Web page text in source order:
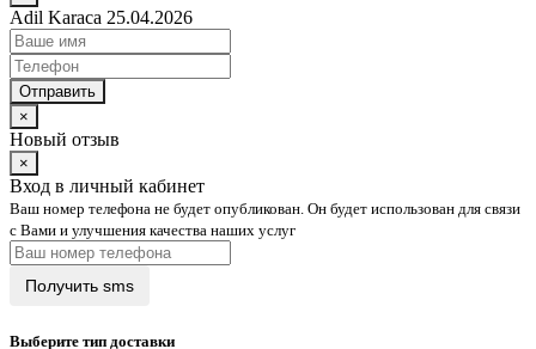
Adil Karaca 25.04.2026
Отправить
×
Новый отзыв
×
Вход в личный кабинет
Ваш номер телефона не будет опубликован. Он будет использован для связи
с Вами и улучшения качества наших услуг
Выберите тип доставки